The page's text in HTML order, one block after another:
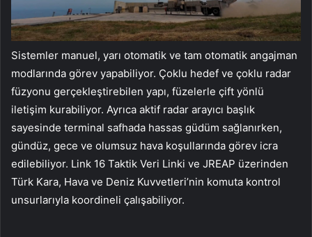
Sistemler manuel, yarı otomatik ve tam otomatik angajman
modlarında görev yapabiliyor. Çoklu hedef ve çoklu radar
füzyonu gerçekleştirebilen yapı, füzelerle çift yönlü
iletişim kurabiliyor. Ayrıca aktif radar arayıcı başlık
sayesinde terminal safhada hassas güdüm sağlanırken,
gündüz, gece ve olumsuz hava koşullarında görev icra
edilebiliyor. Link 16 Taktik Veri Linki ve JREAP üzerinden
Türk Kara, Hava ve Deniz Kuvvetleri’nin komuta kontrol
unsurlarıyla koordineli çalışabiliyor.